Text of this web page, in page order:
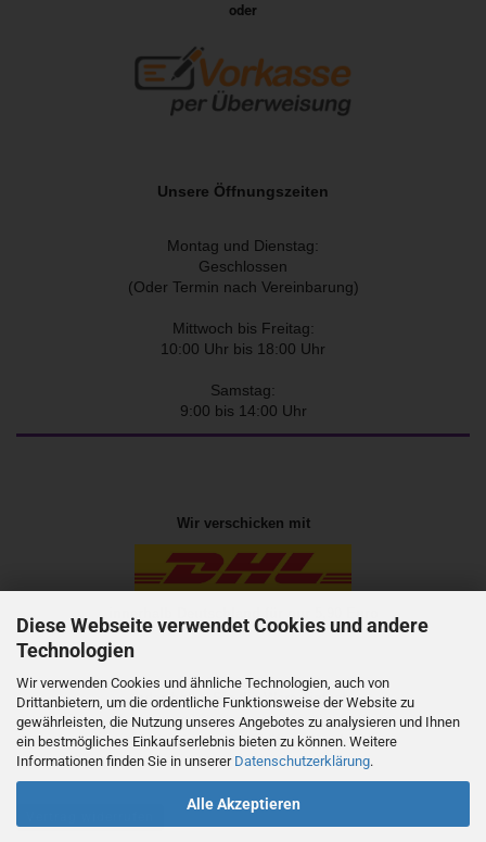
Diese Webseite verwendet Cookies und andere
Technologien
Wir verwenden Cookies und ähnliche Technologien, auch von
Drittanbietern, um die ordentliche Funktionsweise der Website zu
gewährleisten, die Nutzung unseres Angebotes zu analysieren und Ihnen
ein bestmögliches Einkaufserlebnis bieten zu können. Weitere
Informationen finden Sie in unserer Datenschutzerklärung.
Alle Akzeptieren
oder
Unsere Öffnungszeiten
Montag und Dienstag:
Geschlossen
(Oder Termin nach Vereinbarung)
Mittwoch bis Freitag:
10:00 Uhr bis 18:00 Uhr
Samstag:
9:00 bis 14:00 Uhr
Wir verschicken mit
oder holen Sie die Ware einfach
selbst in derGeschäftsstelleab